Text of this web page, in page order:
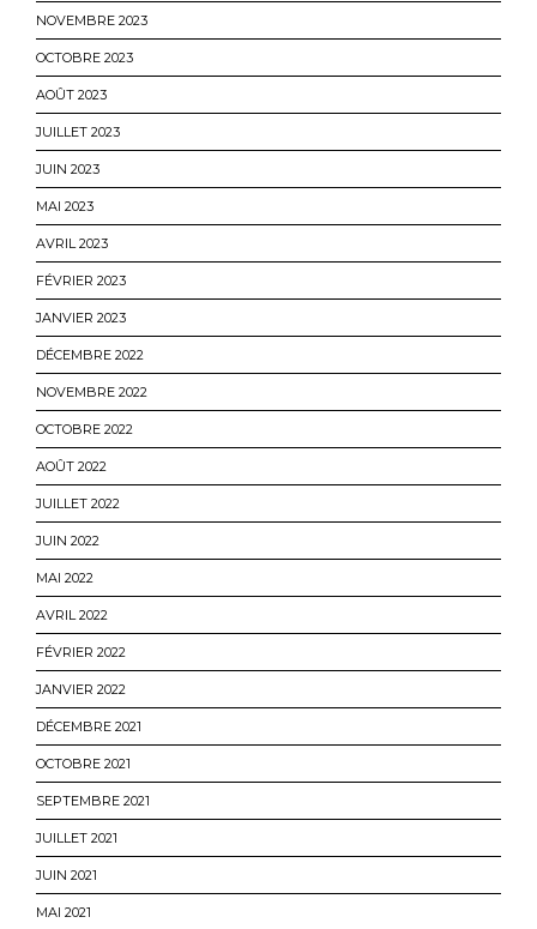
NOVEMBRE 2023
OCTOBRE 2023
AOÛT 2023
JUILLET 2023
JUIN 2023
MAI 2023
AVRIL 2023
FÉVRIER 2023
JANVIER 2023
DÉCEMBRE 2022
NOVEMBRE 2022
OCTOBRE 2022
AOÛT 2022
JUILLET 2022
JUIN 2022
MAI 2022
AVRIL 2022
FÉVRIER 2022
JANVIER 2022
DÉCEMBRE 2021
OCTOBRE 2021
SEPTEMBRE 2021
JUILLET 2021
JUIN 2021
MAI 2021